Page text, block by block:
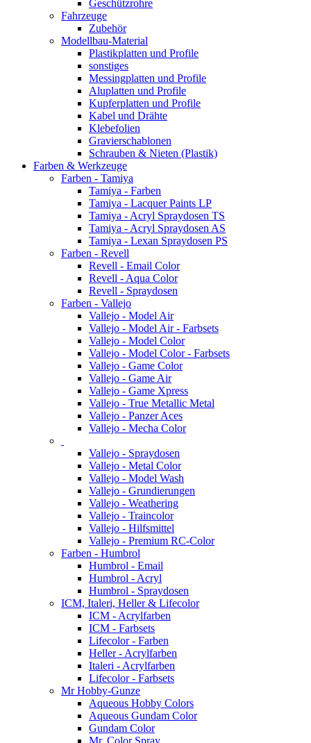
Geschützrohre
Fahrzeuge
Zubehör
Modellbau-Material
Plastikplatten und Profile
sonstiges
Messingplatten und Profile
Aluplatten und Profile
Kupferplatten und Profile
Kabel und Drähte
Klebefolien
Gravierschablonen
Schrauben & Nieten (Plastik)
Farben & Werkzeuge
Farben - Tamiya
Tamiya - Farben
Tamiya - Lacquer Paints LP
Tamiya - Acryl Spraydosen TS
Tamiya - Acryl Spraydosen AS
Tamiya - Lexan Spraydosen PS
Farben - Revell
Revell - Email Color
Revell - Aqua Color
Revell - Spraydosen
Farben - Vallejo
Vallejo - Model Air
Vallejo - Model Air - Farbsets
Vallejo - Model Color
Vallejo - Model Color - Farbsets
Vallejo - Game Color
Vallejo - Game Air
Vallejo - Game Xpress
Vallejo - True Metallic Metal
Vallejo - Panzer Aces
Vallejo - Mecha Color
Vallejo - Spraydosen
Vallejo - Metal Color
Vallejo - Model Wash
Vallejo - Grundierungen
Vallejo - Weathering
Vallejo - Traincolor
Vallejo - Hilfsmittel
Vallejo - Premium RC-Color
Farben - Humbrol
Humbrol - Email
Humbrol - Acryl
Humbrol - Spraydosen
ICM, Italeri, Heller & Lifecolor
ICM - Acrylfarben
ICM - Farbsets
Lifecolor - Farben
Heller - Acrylfarben
Italeri - Acrylfarben
Lifecolor - Farbsets
Mr Hobby-Gunze
Aqueous Hobby Colors
Aqueous Gundam Color
Gundam Color
Mr. Color Spray